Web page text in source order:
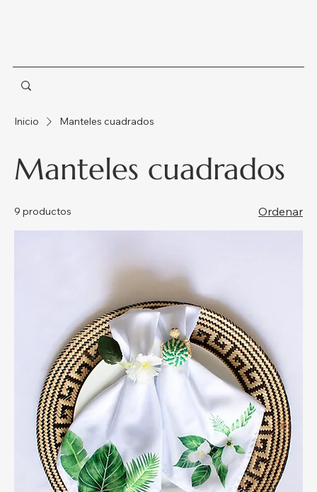
Inicio Manteles cuadrados
Manteles cuadrados
9 productos Ordenar